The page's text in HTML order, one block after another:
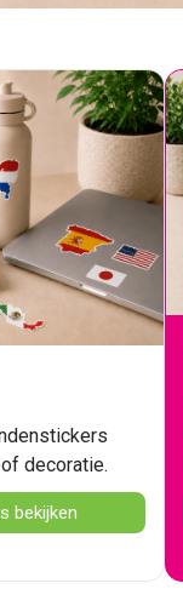
decoratie.
bekijken